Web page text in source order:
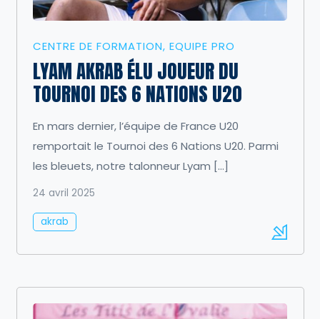
CENTRE DE FORMATION EQUIPE PRO
LYAM AKRAB ÉLU JOUEUR DU
TOURNOI DES 6 NATIONS U20
En mars dernier, l’équipe de France U20
remportait le Tournoi des 6 Nations U20. Parmi
les bleuets, notre talonneur Lyam […]
24 avril 2025
akrab